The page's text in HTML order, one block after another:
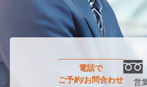
電話で
ご予約/お問合わせ
営